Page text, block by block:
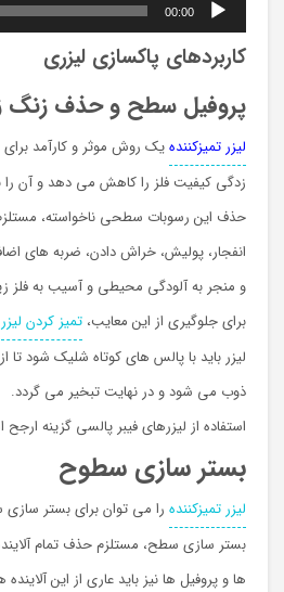
00:00
کاربردهای پاکسازی لیزری
پروفیل سطح و حذف زنگ
لیزر تمیزکنندهیک روش موثر و کارآمد
زدگی کیفیت فلز را کاهش می دهد و آن را
حذف این رسوبات سطحی ناخواسته،
انفجار، پولیش، خراش دادن، ضربه های
و منجر به آلودگی محیطی و آسیب به فلز
برای جلوگیری از این معایب، تمیز کردن لیزر
لیزر باید با پالس های کوتاه شلیک شود
ذوب می شود و در نهایت تبخیر می گردد.
استفاده از لیزرهای فیبر پالسی گزینه
بستر سازي سطوح
لیزر تمیزکننده را می توان برای بستر
بستر سازي سطح، مستلزم حذف تمام
ها و پروفیل ها نیز باید عاری از این آلاینده